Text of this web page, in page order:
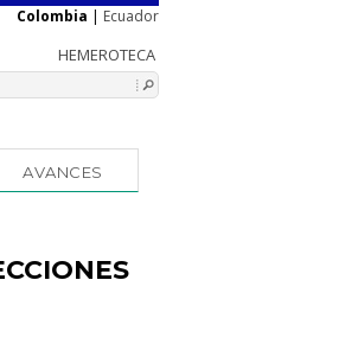
Colombia | Ecuador
AVANCES